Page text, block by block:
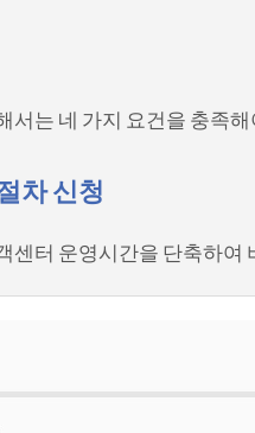
는 네 가지 요건을 충족
차 신청
센터 운영시간을 단축하여